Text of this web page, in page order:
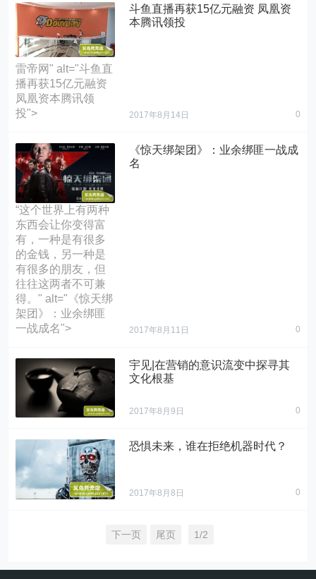
面向品牌商的大数
据服务平台“慧眼”。
" alt="2016年度盘
点，京东都发生了
哪些惊人的变化">
子档》就属于特殊
的那一种。
" alt="《非常父子
档》：不一样三口
之家 非常的浪漫满
屋">
沃尔玛2015财年报
告显示，截至1月31
日营业收入下滑
0.7%至4821亿美
元。而沃尔玛中国
市场销售额四个季
度分别增长了
2.9%、0.3%，也只
能说稍微好于全
球。
" alt="“双11”网购大
战临近，沃尔玛加
入京东战团">
雷帝网" alt="斗鱼直
播再获15亿元融资
凤凰资本腾讯领
投">
斗鱼直播再获15亿元融资 凤凰资
本腾讯领投
2017年8月14日 0
“这个世界上有两种
东西会让你变得富
有，一种是有很多
的金钱，另一种是
有很多的朋友，但
往往这两者不可兼
得。" alt="《惊天绑
架团》：业余绑匪
一战成名">
《惊天绑架团》：业余绑匪一战成
名
2017年8月11日 0
市场营销的观念，
与我们传统文化之
间的一些有趣印
证。为了做到这一
点，让我们先来对
其文化根基">
宇见|在营销的意识流变中探寻其
文化根基
2017年8月9日 0
恐惧未来，谁在拒绝机器时代？
2017年8月8日 0
下一页 尾页 1/2